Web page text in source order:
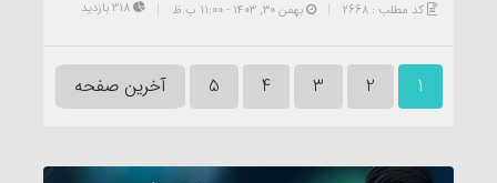
کد مطلب : 2668 بهمن ۳۰, ۱۴۰۳ - 11:00 ب.ظ
1
2
3
4
5 آخرین صفحه